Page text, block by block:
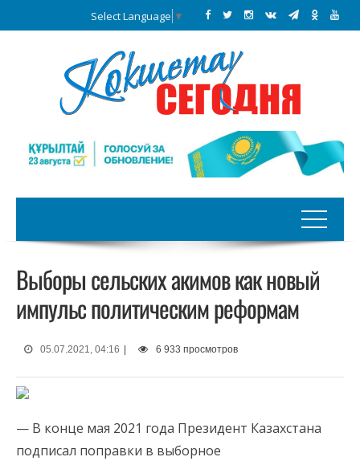
Select Language ▼
Выборы сельских акимов как новый
импульс политическим реформам
05.07.2021, 04:16 6 933 просмотров
— В конце мая 2021 года Президент Казахстана
подписал поправки в выборное